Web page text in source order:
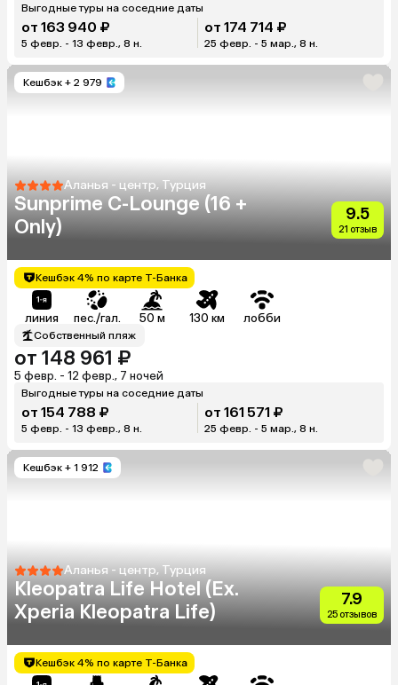
Выгодные туры на соседние даты
от 163 940 ₽
5 февр. - 13 февр., 8 н.
от 174 714 ₽
25 февр. - 5 мар., 8 н.
Кешбэк + 2 979
Аланья - центр, Турция
Sunprime C-Lounge (16 +
Only)
9.5
21 отзыв
Кешбэк 4% по карте Т-Банка
линия пес./гал. 50 м 130 км лобби
Собственный пляж
от 148 961 ₽
5 февр. - 12 февр., 7 ночей
Выгодные туры на соседние даты
от 154 788 ₽
5 февр. - 13 февр., 8 н.
от 161 571 ₽
25 февр. - 5 мар., 8 н.
Кешбэк + 1 912
Аланья - центр, Турция
Kleopatra Life Hotel (Ex.
Xperia Kleopatra Life)
7.9
25 отзывов
Кешбэк 4% по карте Т-Банка